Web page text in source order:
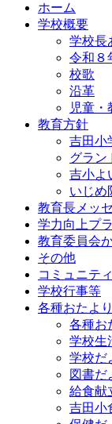
ホーム
学校概要
学校長
令和８
校歌
沿革
児童・
教育方針
吉田小
グラン
吉小よ
いじめ
教育長メッ
学力向上プ
教育委員会
その他
コミュニテ
学校行事等
各種おたより
各種お
学校生
学校だ
図書だ
給食献
吉田小